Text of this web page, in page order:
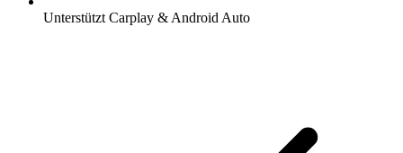
Unterstützt Carplay & Android Auto